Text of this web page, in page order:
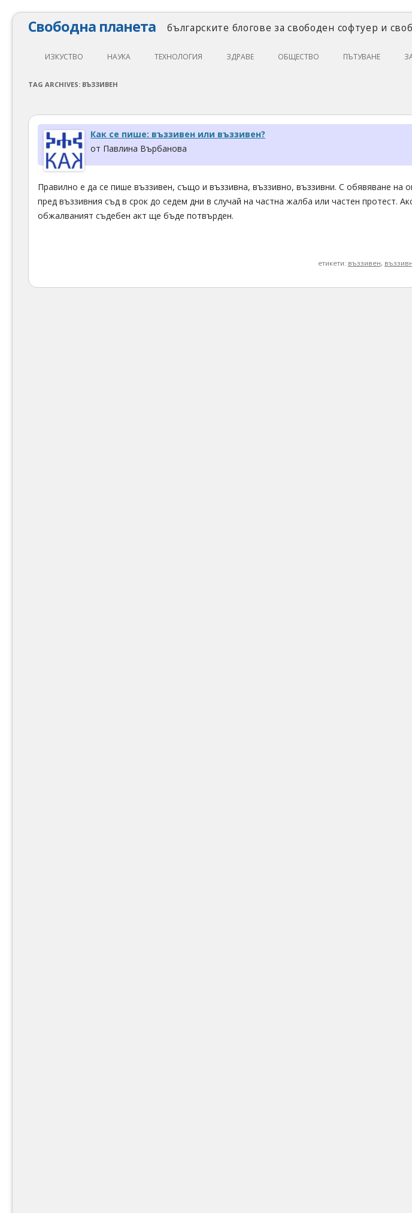
Свободна планета българските блогове за свободен софтуер и
to
ИЗКУСТВО
КИНО
МУЗИКА
ФОТОГРАФИЯ
НАУКА
ФИЗИКА
ОБРАЗОВАНИЕ
ТЕХНОЛОГИЯ
СВОБОДЕН СОФТУЕР
СВОБОДЕН ХАРДУЕР
ДЖАДЖИ
ИНТЕРНЕТ
ЗДРАВЕ ОБЩЕСТВО
ЦИФРОВИ ПРАВА
ПЪТУВАНЕ
TAG ARCHIVES: ВЪЗЗИВЕН
Как се пише: въззивен или въззивен?
от Павлина Върбанова
Правилно е да се пише въззивен, също и въззивна, въззивно, въззивни. С обявяване на
пред въззивния съд в срок до седем дни в случай на частна жалба или частен протест.
обжалваният съдебен акт ще бъде потвърден.
етикети: въззивен,